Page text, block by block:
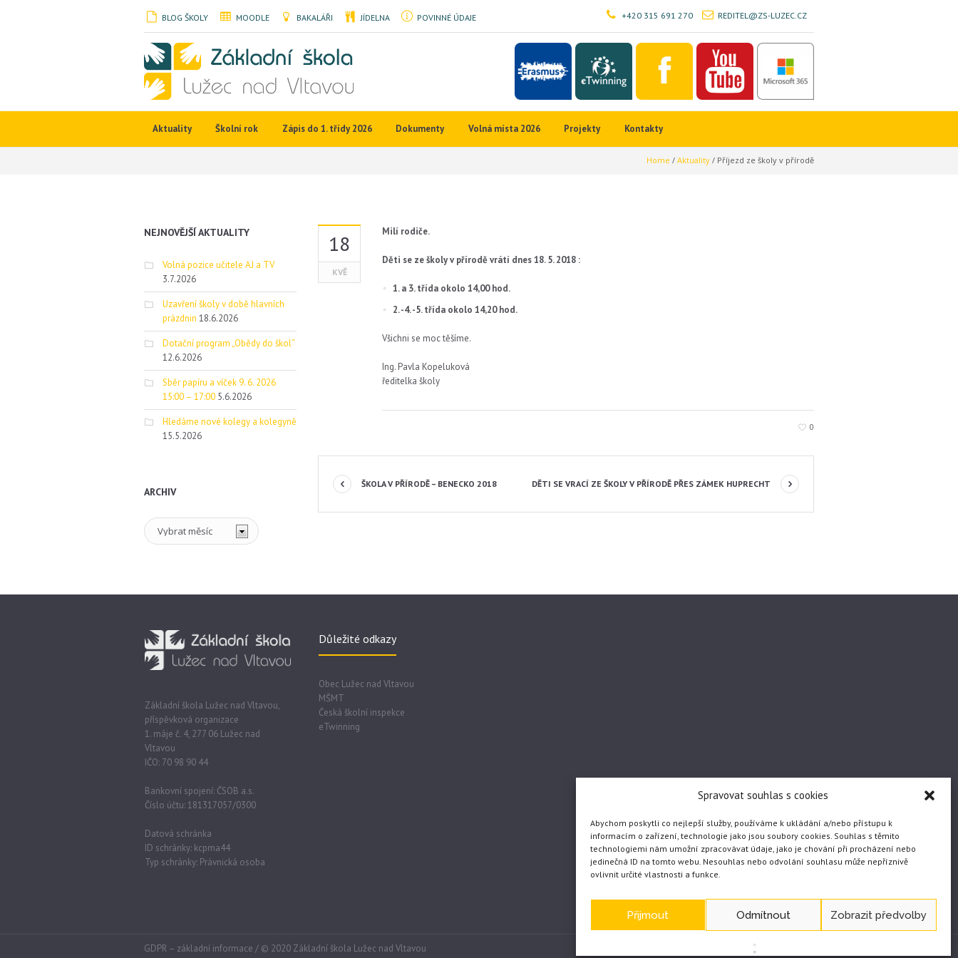
Spravovat souhlas s cookies
Abychom poskytli co nejlepší služby, používáme k ukládání a/nebo přístupu k
informacím o zařízení, technologie jako jsou soubory cookies. Souhlas s těmito
technologiemi nám umožní zpracovávat údaje, jako je chování při procházení nebo
jedinečná ID na tomto webu. Nesouhlas nebo odvolání souhlasu může nepříznivě
ovlivnit určité vlastnosti a funkce.
Přijmout Odmítnout Zobrazit předvolby
BLOG ŠKOLY MOODLE BAKALÁŘI JÍDELNA POVINNÉ ÚDAJE REDITEL@ZS-LUZEC.CZ
+420 315 691 270
Aktuality Školní rok Zápis do 1. třídy 2026 Dokumenty Volná místa 2026 Projekty Kontakty
Home / Aktuality / Příjezd ze školy v přírodě
18
KVĚ
Milí rodiče.
Děti se ze školy v přírodě vrátí dnes 18. 5. 2018 :
1. a 3. třída okolo 14,00 hod.
2. -4. -5. třída okolo 14,20 hod.
Všichni se moc těšíme.
Ing. Pavla Kopeluková
ředitelka školy
0
ŠKOLA V PŘÍRODĚ – BENECKO 2018 DĚTI SE VRACÍ ZE ŠKOLY V PŘÍRODĚ PŘES ZÁMEK HUPRECHT
NEJNOVĚJŠÍ AKTUALITY
Volná pozice učitele AJ a TV
3.7.2026
Uzavření školy v době hlavních
prázdnin 18.6.2026
Dotační program „Obědy do škol“
12.6.2026
Sběr papíru a víček 9. 6. 2026
15:00 – 17:00 5.6.2026
Hledáme nové kolegy a kolegyně
15.5.2026
ARCHIV
Archiv
Základní škola Lužec nad Vltavou,
příspěvková organizace
1. máje č. 4, 277 06 Lužec nad
Vltavou
IČO: 70 98 90 44
Bankovní spojení: ČSOB a.s.
Číslo účtu: 181317057/0300
Datová schránka
ID schránky: kcpma44
Typ schránky: Právnická osoba
Důležité odkazy
Obec Lužec nad Vltavou
MŠMT
Česká školní inspekce
eTwinning
WEB vytvořil JČ
GDPR – základní informace / © 2020 Základní škola Lužec nad Vltavou